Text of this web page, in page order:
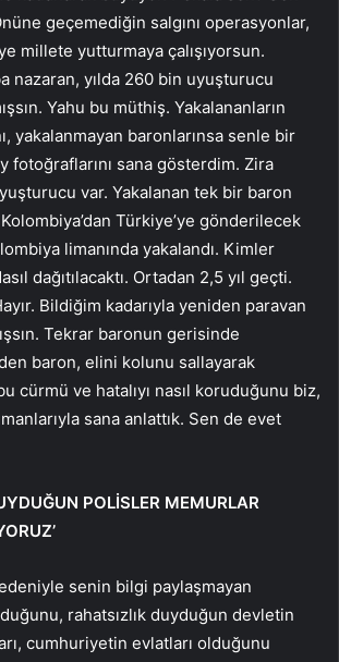
geçemediğin salgını operasyonlar,
millete yutturmaya çalışıyorsun.
nazaran, yılda 260 bin uyuşturucu
Yahu bu müthiş. Yakalananların
yakalanmayan baronlarınsa senle bir
fotoğraflarını sana gösterdim. Zira
var. Yakalanan tek bir baron
Türkiye’ye gönderilecek
limanında yakalandı. Kimler
dağıtılacaktı. Ortadan 2,5 yıl geçti.
Bildiğim kadarıyla yeniden paravan
Tekrar baronun gerisinde
baron, elini kolunu sallayarak
cürmü ve hatalıyı nasıl koruduğunu biz,
sana anlattık. Sen de evet
POLİSLER MEMURLAR
senin bilgi paylaşmayan
rahatsızlık duyduğun devletin
cumhuriyetin evlatları olduğunu